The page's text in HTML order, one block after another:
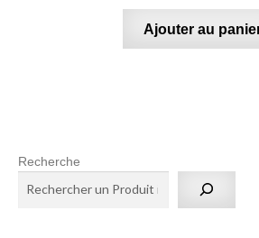
Ajouter au
Recherche